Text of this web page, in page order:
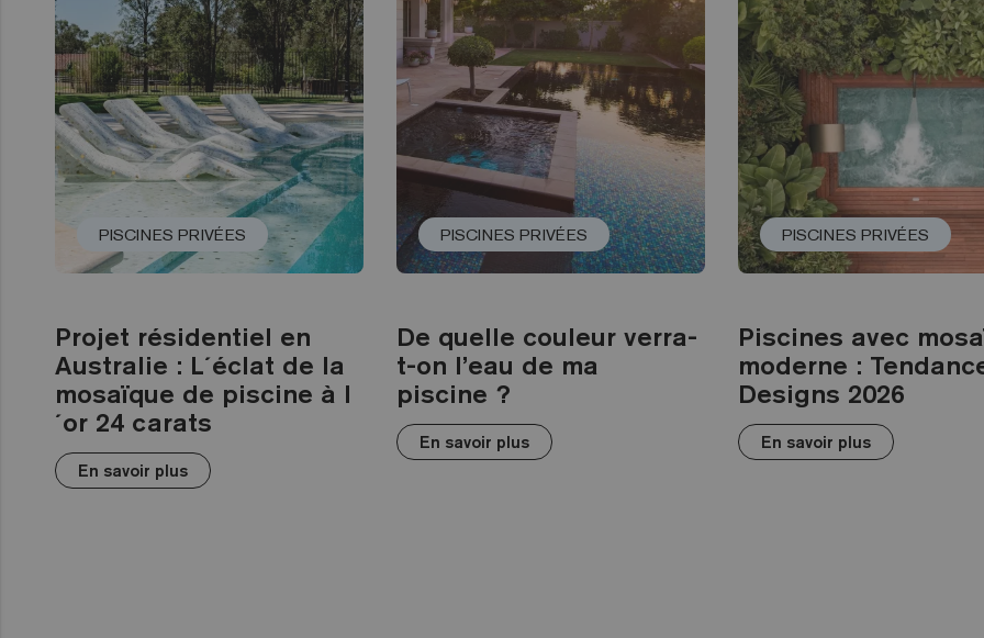
PISCINES PRIVÉES
Projet résidentiel en
Australie : L´éclat de la
mosaïque de piscine à l
´or 24 carats
En savoir plus
PISCINES PRIVÉES
De quelle couleur verra-
t-on l’eau de ma
piscine ?
En savoir plus
PISCINES PRIVÉES
Piscines avec
moderne :
Designs 2026
En savoir plus